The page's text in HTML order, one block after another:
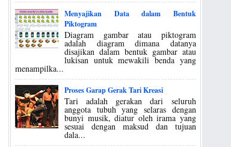
Menyajikan Data dalam Bentuk
Piktogram
Diagram gambar atau piktogram
adalah diagram dimana datanya
disajikan dalam bentuk gambar atau
lukisan untuk mewakili benda yang
menampilka...
Proses Garap Gerak Tari Kreasi
Tari adalah gerakan dari seluruh
anggota tubuh yang selaras dengan
bunyi musik, diatur oleh irama yang
sesuai dengan maksud dan tujuan
dala...